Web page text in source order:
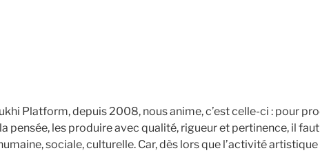
Platform, depuis 2008, nous anime, c’est celle-ci : pour
pensée, les produire avec qualité, rigueur et pertinence, il
sociale, culturelle. Car, dès lors que l’activité